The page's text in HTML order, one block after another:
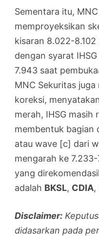
Sementara itu,
memproyeksikan
kisaran 8.022-8.102
dengan syarat
7.943 saat
MNC Sekuritas
koreksi,
merah, IHSG
membentuk bagian
atau wave [c] dari
mengarah ke
yang
adalah BKSL, CDIA,
Disclaimer:
didasarkan pada